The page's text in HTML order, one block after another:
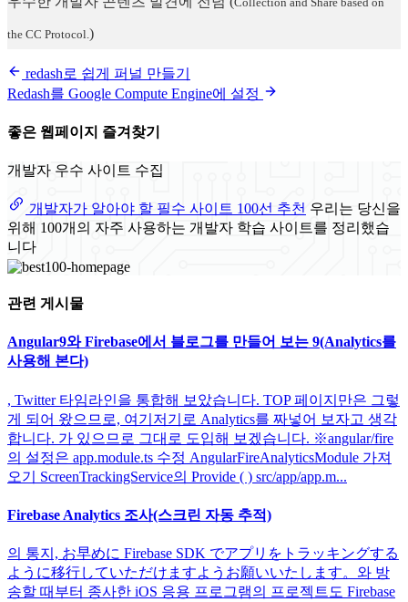
the CC Protocol. )
redash로 쉽게 퍼널 만들기
Redash를 Google Compute Engine에 설정
좋은 웹페이지 즐겨찾기
개발자 우수 사이트 수집
개발자가 알아야 할 필수 사이트 100선 추천 우리는 당신을
위해 100개의 자주 사용하는 개발자 학습 사이트를 정리했습
니다
관련 게시물
Angular9와 Firebase에서 블로그를 만들어 보는 9(Analytics를
사용해 본다)
, Twitter 타임라인을 통합해 보았습니다. TOP 페이지만은 그렇
게 되어 왔으므로, 여기저기로 Analytics를 짜넣어 보자고 생각
합니다. 가 있으므로 그대로 도입해 보겠습니다. ※angular/fire
의 설정은 app.module.ts 수정 AngularFireAnalyticsModule 가져
오기 ScreenTrackingService의 Provide ( ) src/app/app.m...
Firebase Analytics 조사(스크린 자동 추적)
의 통지, お早めに Firebase SDK でアプリをトラッキングする
ように移行していただけますようお願いいたします。와 방
송할 때부터 종사한 iOS 응용 프로그램의 프로젝트도 Firebase